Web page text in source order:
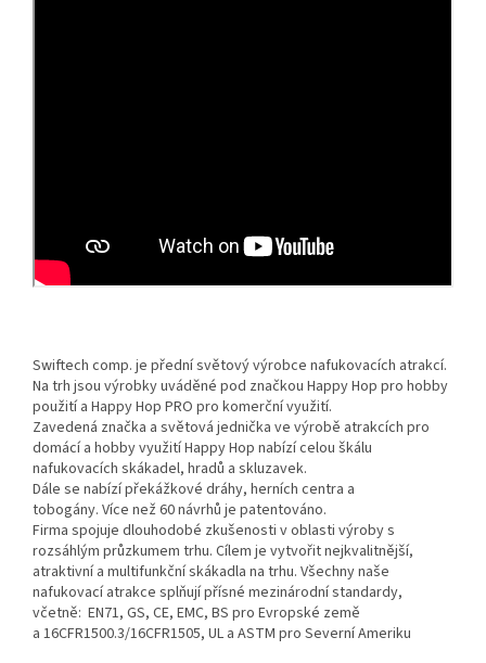
Swiftech comp. je přední světový výrobce nafukovacích atrakcí.
Na trh jsou výrobky uváděné pod značkou Happy Hop pro hobby
použití a Happy Hop PRO pro komerční využití.
Zavedená značka a světová jednička ve výrobě atrakcích pro
domácí a hobby využití Happy Hop nabízí celou škálu
nafukovacích skákadel, hradů a skluzavek.
Dále se nabízí překážkové dráhy, herních centra a
tobogány. Více než 60 návrhů je patentováno.
Firma spojuje dlouhodobé zkušenosti v oblasti výroby s
rozsáhlým průzkumem trhu. Cílem je vytvořit nejkvalitnější,
atraktivní a multifunkční skákadla na trhu. Všechny naše
nafukovací atrakce splňují přísné mezinárodní standardy,
včetně: EN71, GS, CE, EMC, BS pro Evropské země
a 16CFR1500.3/16CFR1505, UL a ASTM pro Severní Ameriku